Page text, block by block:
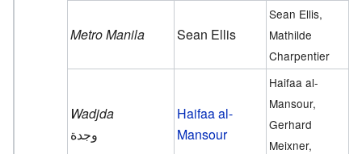
Metro Manila Sean Ellis
Sean Ellis,
Mathilde
Charpentier
Wadjda
Haifaa al-
Mansour
Haifaa al-
Mansour,
Gerhard
Meixner,